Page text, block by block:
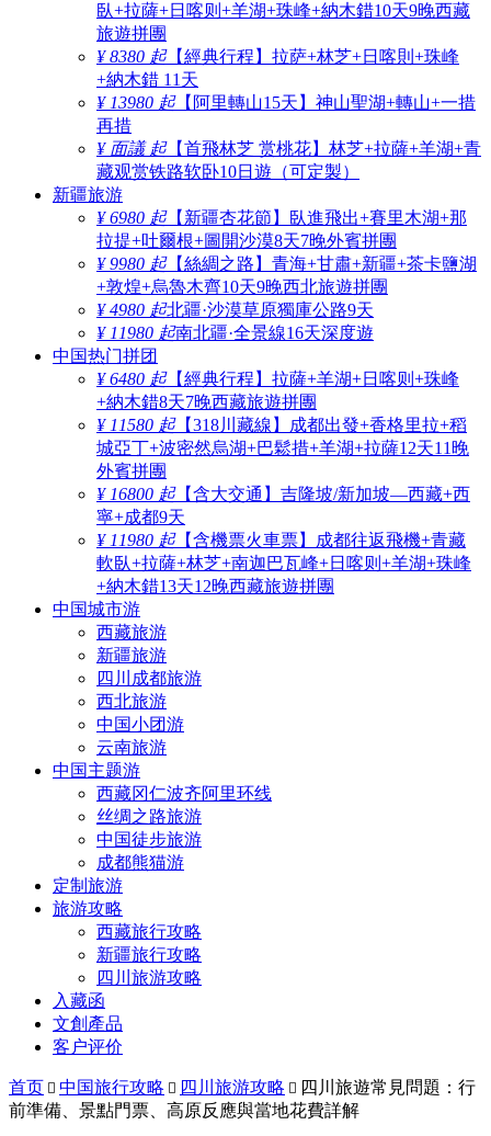
臥+拉薩+日喀则+羊湖+珠峰+納木錯10天9晚西藏
旅遊拼團
¥ 8380 起【經典行程】拉萨+林芝+日喀則+珠峰
+納木錯 11天
¥ 13980 起【阿里轉山15天】神山聖湖+轉山+一措
再措
¥ 面議 起【首飛林芝 赏桃花】林芝+拉薩+羊湖+青
藏观赏铁路软卧10日遊（可定製）
新疆旅游
¥ 6980 起【新疆杏花節】臥進飛出+賽里木湖+那
拉提+吐爾根+圖開沙漠8天7晚外賓拼團
¥ 9980 起【絲綢之路】青海+甘肅+新疆+茶卡鹽湖
+敦煌+烏魯木齊10天9晚西北旅遊拼團
¥ 4980 起北疆·沙漠草原獨庫公路9天
¥ 11980 起南北疆·全景線16天深度遊
中国热门拼团
¥ 6480 起【經典行程】拉薩+羊湖+日喀则+珠峰
+納木錯8天7晚西藏旅遊拼團
¥ 11580 起【318川藏線】成都出發+香格里拉+稻
城亞丁+波密然烏湖+巴鬆措+羊湖+拉薩12天11晚
外賓拼團
¥ 16800 起【含大交通】吉隆坡/新加坡—西藏+西
寧+成都9天
¥ 11980 起【含機票火車票】成都往返飛機+青藏
軟臥+拉薩+林芝+南迦巴瓦峰+日喀则+羊湖+珠峰
+納木錯13天12晚西藏旅遊拼團
中国城市游
西藏旅游
新疆旅游
四川成都旅游
西北旅游
中国小团游
云南旅游
中国主题游
西藏冈仁波齐阿里环线
丝绸之路旅游
中国徒步旅游
成都熊猫游
定制旅游
旅游攻略
西藏旅行攻略
新疆旅行攻略
四川旅游攻略
入藏函
文創產品
客户评价
首页  中国旅行攻略  四川旅游攻略  四川旅遊常見問題：行
前準備、景點門票、高原反應與當地花費詳解